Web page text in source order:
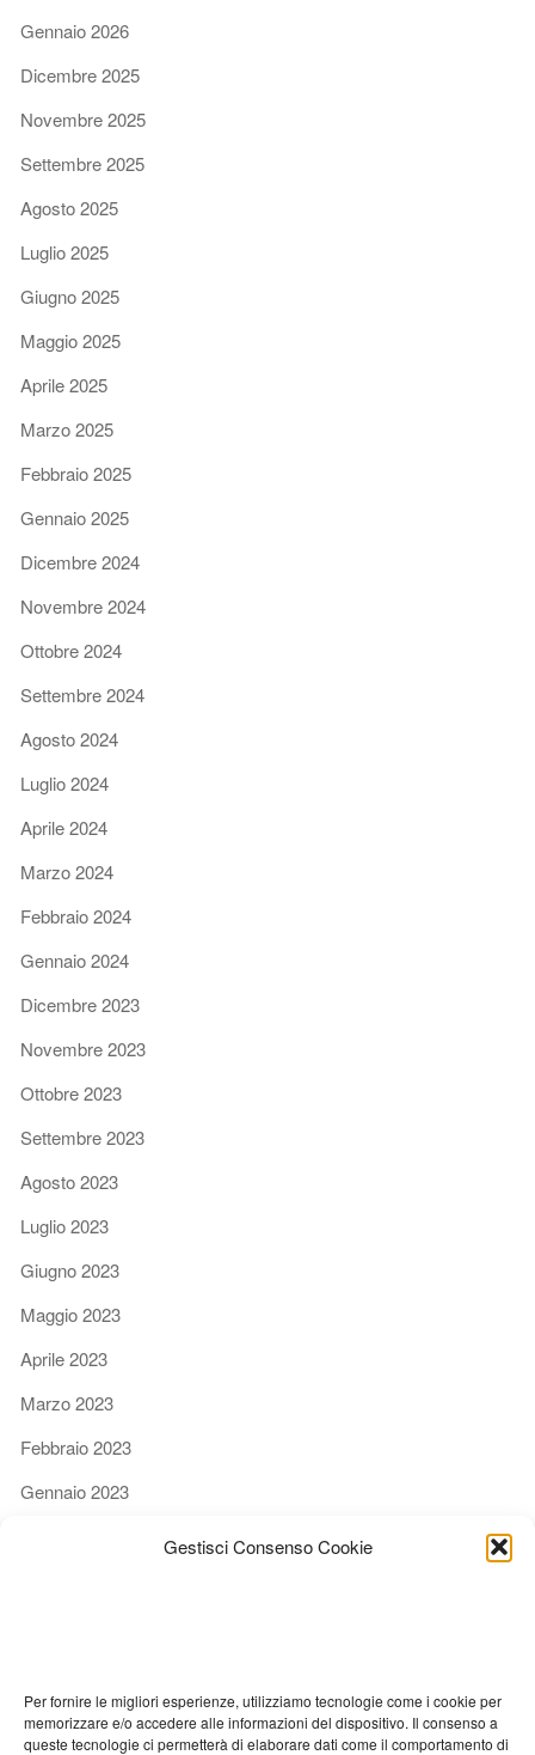
Gestisci Consenso Cookie
Per fornire le migliori esperienze, utilizziamo tecnologie come i cookie per
memorizzare e/o accedere alle informazioni del dispositivo. Il consenso a
queste tecnologie ci permetterà di elaborare dati come il comportamento di
Gennaio 2026
Dicembre 2025
Novembre 2025
Settembre 2025
Agosto 2025
Luglio 2025
Giugno 2025
Maggio 2025
Aprile 2025
Marzo 2025
Febbraio 2025
Gennaio 2025
Dicembre 2024
Novembre 2024
Ottobre 2024
Settembre 2024
Agosto 2024
Luglio 2024
Aprile 2024
Marzo 2024
Febbraio 2024
Gennaio 2024
Dicembre 2023
Novembre 2023
Ottobre 2023
Settembre 2023
Agosto 2023
Luglio 2023
Giugno 2023
Maggio 2023
Aprile 2023
Marzo 2023
Febbraio 2023
Gennaio 2023
Agosto 2022